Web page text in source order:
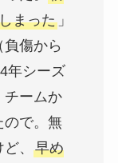
まった」
傷から
年シーズ
チームか
ので。無
、 早め